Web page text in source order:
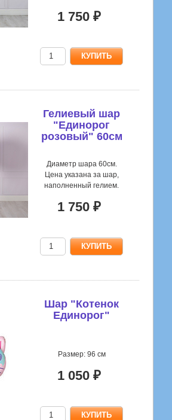
1 750 ₽
Гелиевый шар
"Единорог
розовый" 60см
Диаметр шара 60см.
Цена указана за шар,
наполненный гелием.
1 750 ₽
Шар "Котенок
Единорог"
Размер: 96 см
1 050 ₽